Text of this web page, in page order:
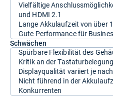
Vielfältige
und HDMI 2.1
Lange Akkulaufzeit von über
Gute Performance für
Schwächen
Spürbare Flexibilität des
Kritik an der
Displayqualität variiert je
Nicht führend in der
Konkurrenten